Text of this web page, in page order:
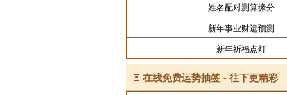
姓名配对测算缘分
新年事业财运预测
新年祈福点灯
Ξ 在线免费运势抽签 - 往下更精彩